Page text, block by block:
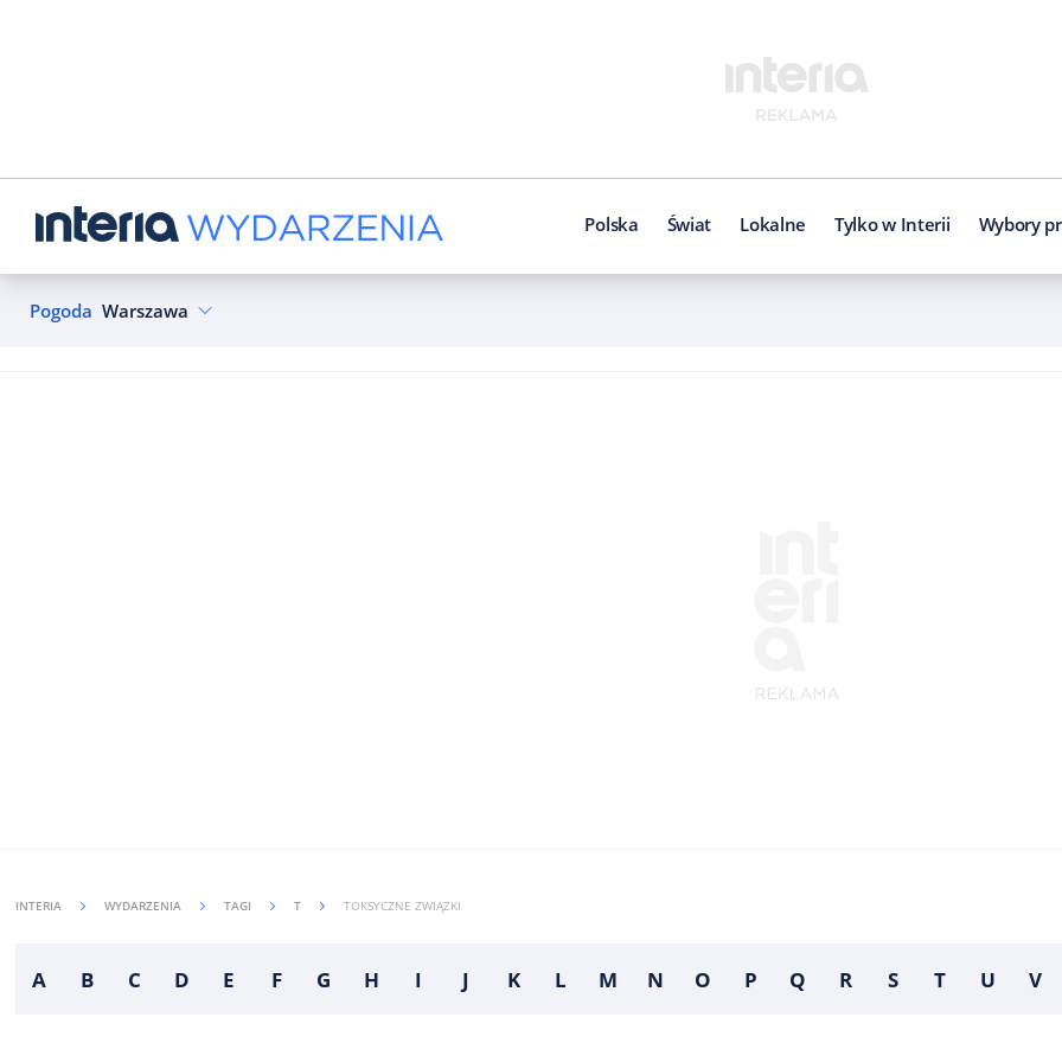
Polska Świat Lokalne Tylko w Interii Wybory
Pogoda Warszawa
INTERIA WYDARZENIA TAGI T TOKSYCZNE ZWIĄZKI
A B C D E F G H I J K L M N O P Q R S T U V